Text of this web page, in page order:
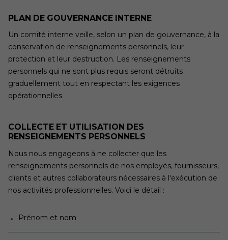
PLAN DE GOUVERNANCE INTERNE
Un comité interne veille, selon un plan de gouvernance, à la
conservation de renseignements personnels, leur
protection et leur destruction. Les renseignements
personnels qui ne sont plus requis seront détruits
graduellement tout en respectant les exigences
opérationnelles.
COLLECTE ET UTILISATION DES
RENSEIGNEMENTS PERSONNELS
Nous nous engageons à ne collecter que les
renseignements personnels de nos employés, fournisseurs,
clients et autres collaborateurs nécessaires à l'exécution de
nos activités professionnelles. Voici le détail :
Prénom et nom